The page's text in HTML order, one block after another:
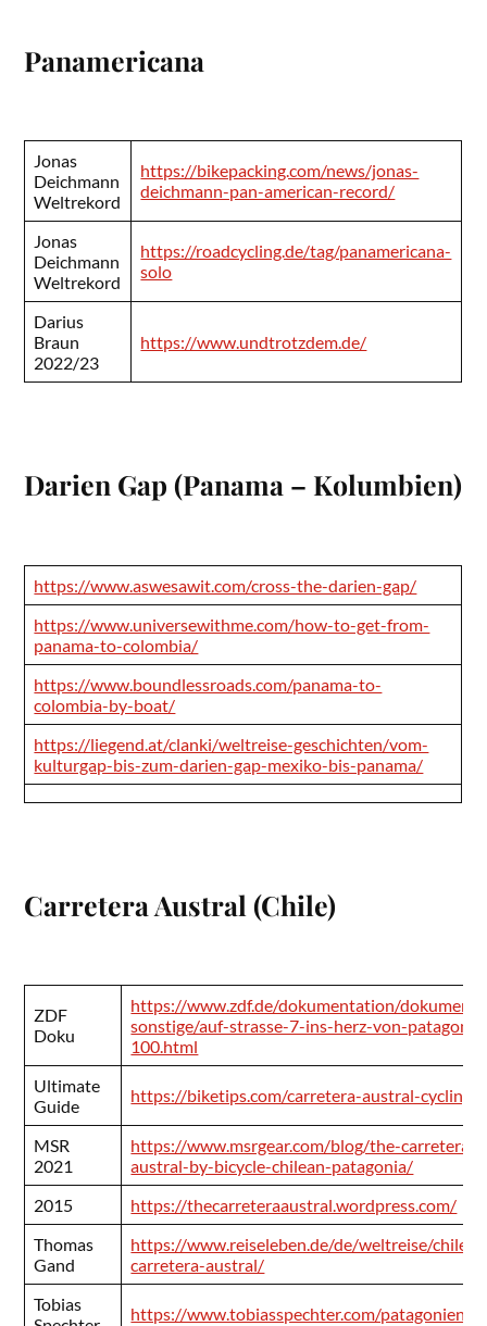
Panamericana
Jonas
Deichmann
Weltrekord
https://bikepacking.com/news/jonas-
deichmann-pan-american-record/
Jonas
Deichmann
Weltrekord
https://roadcycling.de/tag/panamericana-
solo
Darius
Braun
2022/23
https://www.undtrotzdem.de/
Darien Gap (Panama – Kolumbien)
https://www.aswesawit.com/cross-the-darien-gap/
https://www.universewithme.com/how-to-get-from-
panama-to-colombia/
https://www.boundlessroads.com/panama-to-
colombia-by-boat/
https://liegend.at/clanki/weltreise-geschichten/vom-
kulturgap-bis-zum-darien-gap-mexiko-bis-panama/
Carretera Austral (Chile)
ZDF
Doku
https://www.zdf.de/dokumentation/
sonstige/auf-strasse-7-ins-herz-von-
100.html
Ultimate
Guide
https://biketips.com/carretera-austral-cycling/
MSR
2021
https://www.msrgear.com/blog/the-carretera-
austral-by-bicycle-chilean-patagonia/
2015
https://thecarreteraaustral.wordpress.com/
Thomas
Gand
https://www.reiseleben.de/de/weltreise/chile-
carretera-austral/
Tobias
https://www.tobiasspechter.com/patagonien